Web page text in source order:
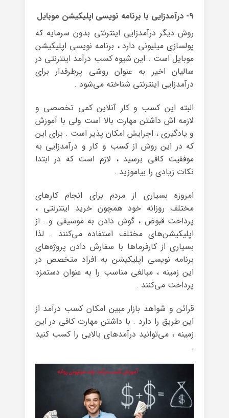
۹- درآمدزایی با برنامه نویسی اپلیکیشن موبایل
روش دیگر درآمدزایی اینترنتی بدون سرمایه که
پولسازی میلیونی دارد ، برنامه نویسی اپلیکیشن
موبایل است . این شیوه کسب درآمد اینترنتی در
سالیان اخیر به عنوان روشی پرطرفدار برای
درآمدزایی اینترنتی شناخته می‌شود .
البته این کسب و کار آنلاین کمی تخصصی و
لازمه اش داشتن مهارت بالا است ولی با آموزش
و یادگیری ، اجرایش امکان پذیر است . برای این
که در این روش از کسب و کار و درآمدزایی به
موفقیت کافی برسید ، لازم است که در ابتدا
نکات زیادی را بیاموزید .
امروزه بسیاری از مردم برای انجام کارهای
مختلف روزانه‌ خود همچون خرید اینترنتی ،
پرداخت قبوض ، گوش دادن به موسیقی و… از
اپلیکیشن‌های مختلف استفاده می‌کنند . لذا
بسیاری از کارفرماها با سفارش دادن پروژه‌های
برنامه نویسی اپلیکیشن به افراد متخصص در
این زمینه ، مبالغی مناسب را به عنوان دستمزد
پرداخت می‌کنند .
قرائن و شواهد بازار مبین امکان کسب درآمد از
این طریق را دارد . با داشتن مهارت کافی در این
زمینه ، می‌توانید درآمدهای بالایی را کسب کنید
.